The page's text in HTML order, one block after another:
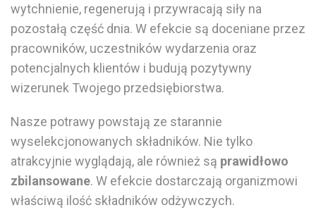
wytchnienie, regenerują i przywracają siły na
pozostałą część dnia. W efekcie są doceniane przez
pracowników, uczestników wydarzenia oraz
potencjalnych klientów i budują pozytywny
wizerunek Twojego przedsiębiorstwa.
Nasze potrawy powstają ze starannie
wyselekcjonowanych składników. Nie tylko
atrakcyjnie wyglądają, ale również są prawidłowo
zbilansowane. W efekcie dostarczają organizmowi
właściwą ilość składników odżywczych.